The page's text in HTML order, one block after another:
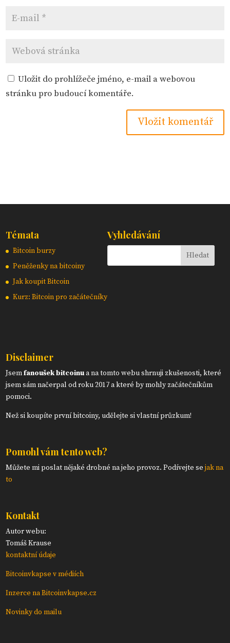
Uložit do prohlížeče jméno, e-mail a webovou
stránku pro budoucí komentáře.
Témata
Bitcoin burzy
Peněženky na bitcoiny
Jak koupit Bitcoin
Kurz: Bitcoin pro začátečníky
Vyhledávání
Disclaimer
Jsemfanoušek bitcoinua na tomto webu shrnuji zkušenosti, které
jsem sám načerpal od roku 2017 a které by mohly začátečníkům
pomoci.
Než si koupíte první bitcoiny, udělejte si vlastní průzkum!
Pomohl vám tento web?
Můžete mi poslat nějaké drobné na jeho provoz. Podívejte sejak na
to
Kontakt
Autor webu:
Tomáš Krause
kontaktní údaje
Bitcoinvkapse v médiích
Inzerce na Bitcoinvkapse.cz
Novinky do mailu